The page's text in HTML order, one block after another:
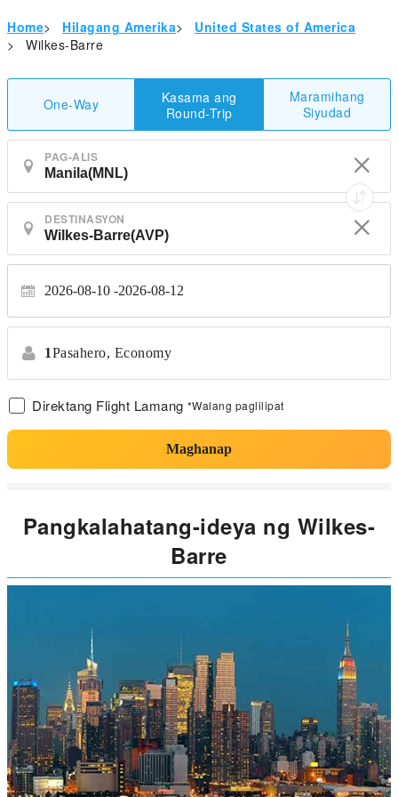
Home> Hilagang Amerika>
United States of America
>
Wilkes-Barre
One-Way
Kasama ang
Round-Trip
Maramihang
Siyudad
PAG-ALIS
DESTINASYON
2026-08-10 2026-08-12
1Pasahero, Economy
Direktang Flight Lamang *Walang paglilipat
Maghanap
Pangkalahatang-ideya ng Wilkes-
Barre